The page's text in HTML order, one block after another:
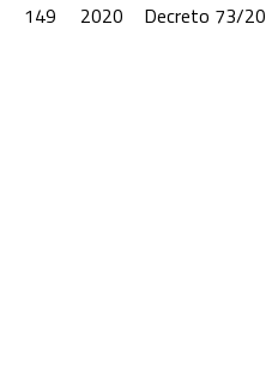
149
2020 Decreto 73/20